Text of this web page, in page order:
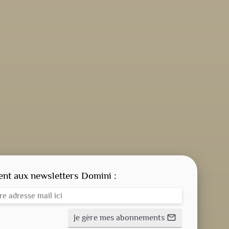
aux newsletters Domini :
Je gère mes abonnements mail_outline